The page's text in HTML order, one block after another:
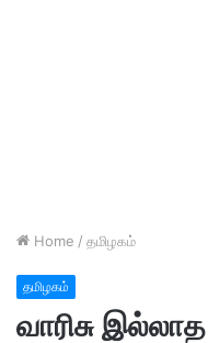
Home / தமிழகம்
தமிழகம்
வாரிசு